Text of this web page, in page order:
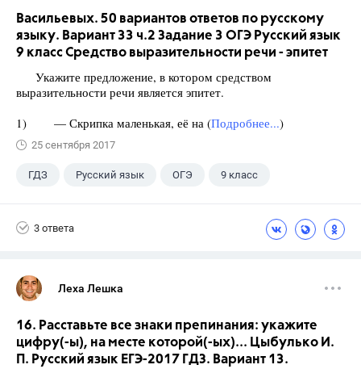
Васильевых. 50 вариантов ответов по русскому
языку. Вариант 33 ч.2 Задание 3 ОГЭ Русский язык
9 класс Средство выразительности речи - эпитет
Укажите предложение, в котором средством
выразительности речи является эпитет.
1) — Скрипка маленькая, её на (Подробнее...)
25 сентября 2017
ГДЗ Русский язык ОГЭ 9 класс
3 ответа
Леха Лешка
16. Расставьте все знаки препинания: укажите
цифру(-ы), на месте которой(-ых)... Цыбулько И.
П. Русский язык ЕГЭ-2017 ГДЗ. Вариант 13.